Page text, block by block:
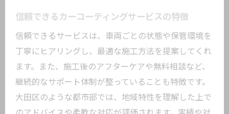
傷や汚れを防ぐ日常のポイント
施工後の洗車タイミングと頻度の目安
コーティング劣化を防ぐメンテナンス
季節ごとに異なる注意点のまとめ
長持ちさせるためのセルフケア方法
大田区で信頼できるサービスの見極め方
信頼できるカーコーティングサービスの特徴
信頼できるサービスは、車両ごとの状態や保管環境を
丁寧にヒアリングし、最適な施工方法を提案してくれ
ます。また、施工後のアフターケアや無料相談など、
継続的なサポート体制が整っていることも特徴です。
大田区のような都市部では、地域特性を理解した上で